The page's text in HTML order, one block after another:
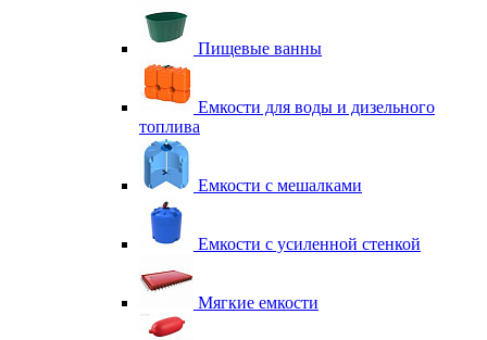
Пищевые ванны
Емкости для воды и дизельного
топлива
Емкости с мешалками
Емкости с усиленной стенкой
Мягкие емкости